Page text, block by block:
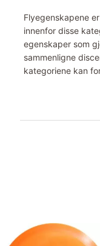
Flyegenskapene
innenfor disse
egenskaper som
sammenligne
kategoriene kan